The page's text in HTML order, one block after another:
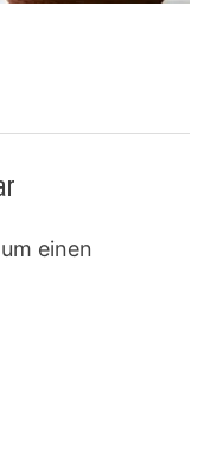
einen